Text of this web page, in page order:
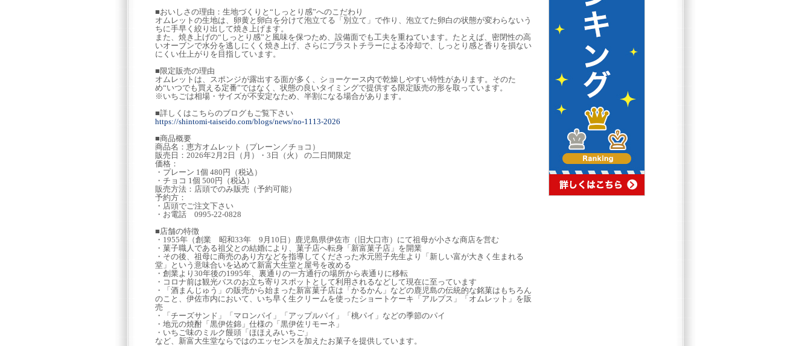
■おいしさの理由：生地づくりと“しっとり感”へのこだわり
オムレットの生地は、卵黄と卵白を分けて泡立てる「別立て」で作り、泡立てた卵白の状態が変わらないう
ちに手早く絞り出して焼き上げます。
また、焼き上げの“しっとり感”と風味を保つため、設備面でも工夫を重ねています。たとえば、密閉性の高
いオーブンで水分を逃しにくく焼き上げ、さらにブラストチラーによる冷却で、しっとり感と香りを損ない
にくい仕上がりを目指しています。
■限定販売の理由
オムレットは、スポンジが露出する面が多く、ショーケース内で乾燥しやすい特性があります。そのた
め“いつでも買える定番”ではなく、状態の良いタイミングで提供する限定販売の形を取っています。
※いちごは相場・サイズが不安定なため、半割になる場合があります。
■詳しくはこちらのブログもご覧下さい
https://shintomi-taiseido.com/blogs/news/no-1113-2026
■商品概要
商品名：恵方オムレット（プレーン／チョコ）
販売日：2026年2月2日（月）・3日（火） の二日間限定
価格：
・プレーン 1個 480円（税込）
・チョコ 1個 500円（税込）
販売方法：店頭でのみ販売（予約可能）
予約方：
・店頭でご注文下さい
・お電話 0995-22-0828
■店舗の特徴
・1955年（創業 昭和33年 9月10日）鹿児島県伊佐市（旧大口市）にて祖母が小さな商店を営む
・菓子職人である祖父との結婚により、菓子店へ転身「新富菓子店」を開業
・その後、祖母に商売のあり方などを指導してくださった水元照子先生より「新しい富が大きく生まれる
堂」という意味合いを込めて新富大生堂と屋号を改める
・創業より30年後の1995年、裏通りの一方通行の場所から表通りに移転
・コロナ前は観光バスのお立ち寄りスポットとして利用されるなどして現在に至っています
・「酒まんじゅう」の販売から始まった新富菓子店は「かるかん」などの鹿児島の伝統的な銘菓はもちろん
のこと、伊佐市内において、いち早く生クリームを使ったショートケーキ「アルプス」「オムレット」を販
売
・「チーズサンド」「マロンパイ」「アップルパイ」「桃パイ」などの季節のパイ
・地元の焼酎「黒伊佐錦」仕様の「黒伊佐リモーネ」
・いちご味のミルク饅頭「ほほえみいちご」
など、新富大生堂ならではのエッセンスを加えたお菓子を提供しています。